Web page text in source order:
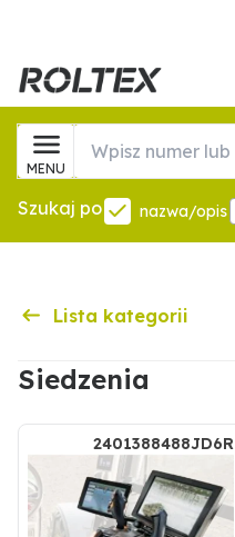
MENU
Szukaj po nazwa/opis
Lista kategorii
Siedzenia
2401388488JD6R